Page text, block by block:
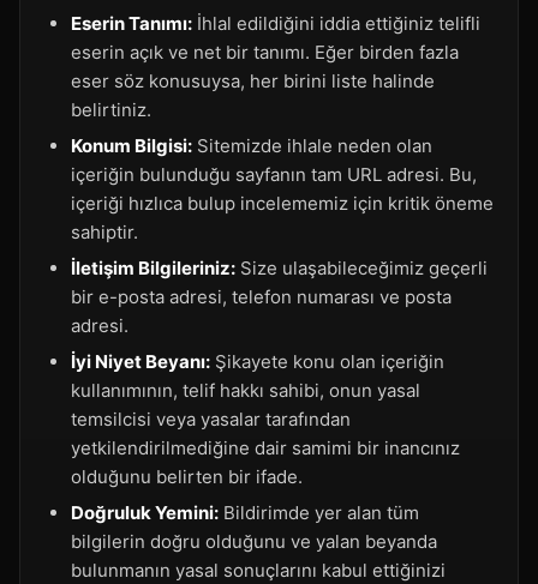
Eserin Tanımı: İhlal edildiğini iddia ettiğiniz telifli
eserin açık ve net bir tanımı. Eğer birden fazla
eser söz konusuysa, her birini liste halinde
belirtiniz.
Konum Bilgisi: Sitemizde ihlale neden olan
içeriğin bulunduğu sayfanın tam URL adresi. Bu,
içeriği hızlıca bulup incelememiz için kritik öneme
sahiptir.
İletişim Bilgileriniz: Size ulaşabileceğimiz geçerli
bir e-posta adresi, telefon numarası ve posta
adresi.
İyi Niyet Beyanı: Şikayete konu olan içeriğin
kullanımının, telif hakkı sahibi, onun yasal
temsilcisi veya yasalar tarafından
yetkilendirilmediğine dair samimi bir inancınız
olduğunu belirten bir ifade.
Doğruluk Yemini: Bildirimde yer alan tüm
bilgilerin doğru olduğunu ve yalan beyanda
bulunmanın yasal sonuçlarını kabul ettiğinizi